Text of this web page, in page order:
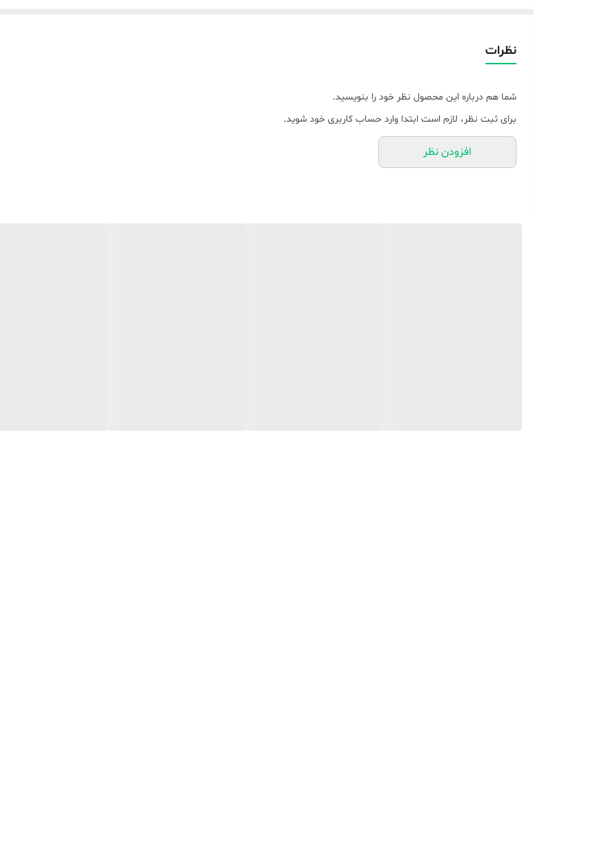
نظرات
شما هم درباره این محصول نظر خود را بنویسید.
برای ثبت نظر، لازم است ابتدا وارد حساب کاربری خود شوید.
افزودن نظر